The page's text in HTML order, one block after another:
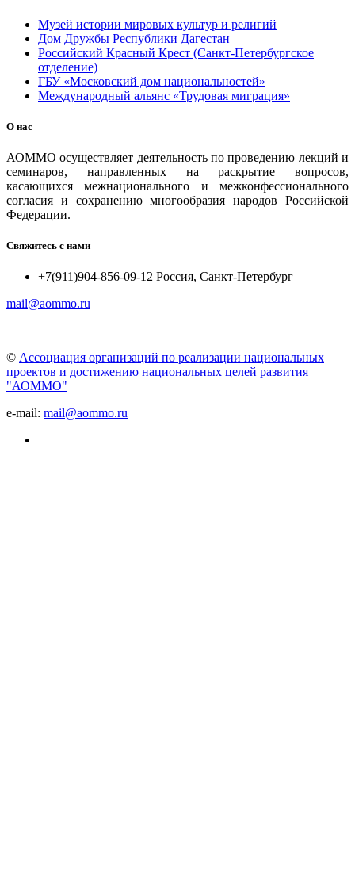
Музей истории мировых культур и религий
Дом Дружбы Республики Дагестан
Российский Красный Крест (Санкт-Петербургское
отделение)
ГБУ «Московский дом национальностей»
Международный альянс «Трудовая миграция»
О нас
АОММО осуществляет деятельность по проведению лекций и
семинаров, направленных на раскрытие вопросов,
касающихся межнационального и межконфессионального
согласия и сохранению многообразия народов Российской
Федерации.
Свяжитесь с нами
+7(911)904-856-09-12 Россия, Санкт-Петербург
mail@aommo.ru
© Ассоциация организаций по реализации национальных
проектов и достижению национальных целей развития
"АОММО"
e-mail: mail@aommo.ru